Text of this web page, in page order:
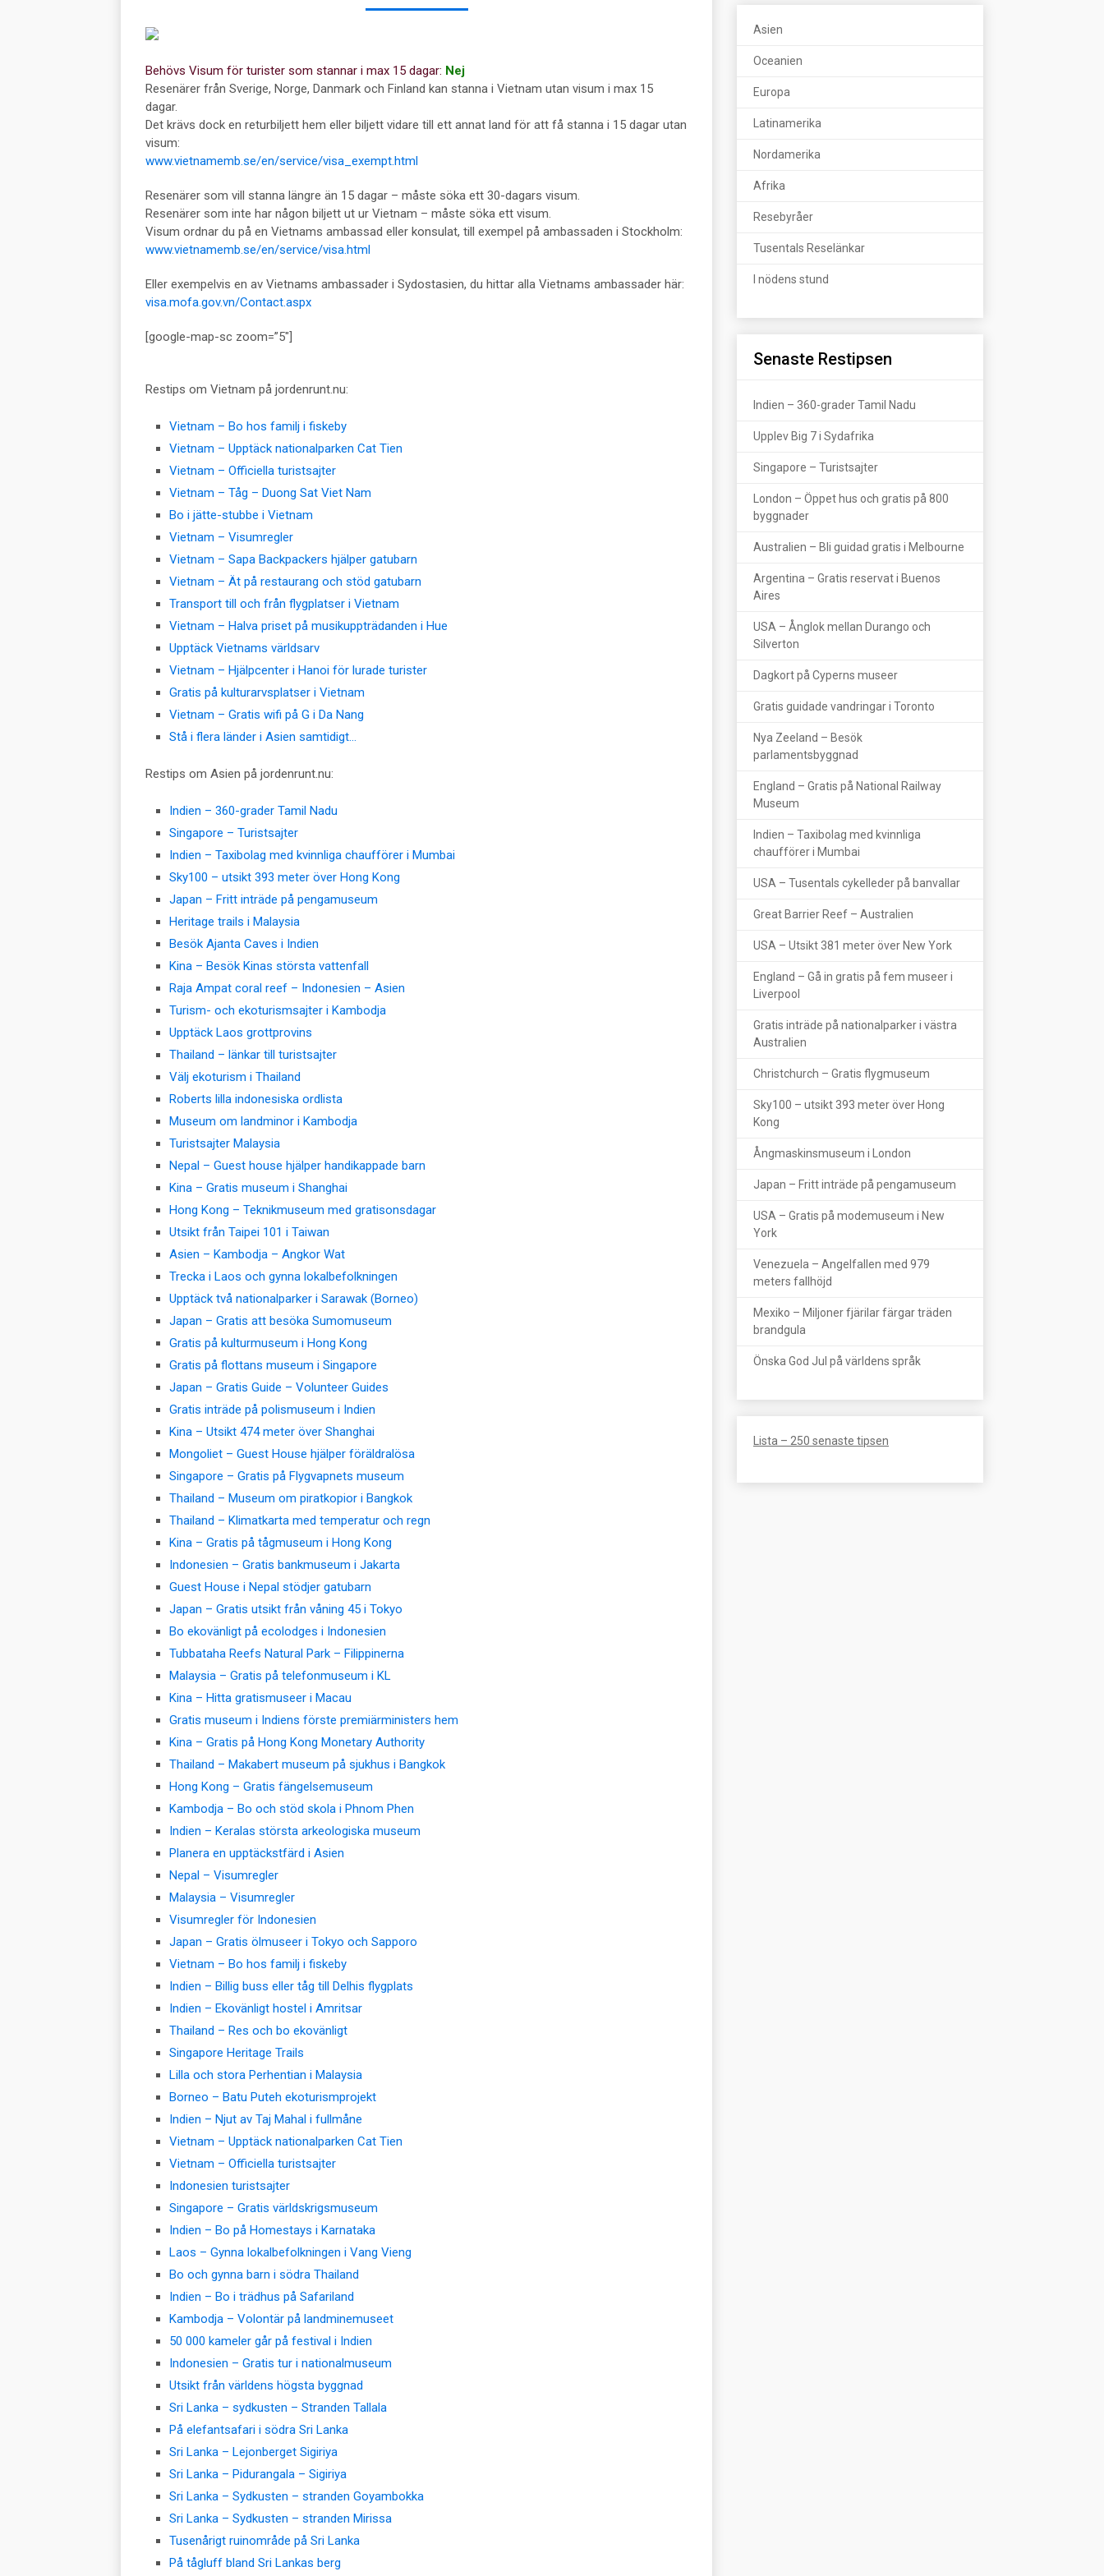
Behövs Visum för turister som stannar i max 15 dagar: Nej
Resenärer från Sverige, Norge, Danmark och Finland kan stanna i Vietnam utan visum i max 15
dagar.
Det krävs dock en returbiljett hem eller biljett vidare till ett annat land för att få stanna i 15 dagar utan
visum:
www.vietnamemb.se/en/service/visa_exempt.html
Resenärer som vill stanna längre än 15 dagar – måste söka ett 30-dagars visum.
Resenärer som inte har någon biljett ut ur Vietnam – måste söka ett visum.
Visum ordnar du på en Vietnams ambassad eller konsulat, till exempel på ambassaden i Stockholm:
www.vietnamemb.se/en/service/visa.html
Eller exempelvis en av Vietnams ambassader i Sydostasien, du hittar alla Vietnams ambassader här:
visa.mofa.gov.vn/Contact.aspx
[google-map-sc zoom=”5″]
Restips om Vietnam på jordenrunt.nu:
Vietnam – Bo hos familj i fiskeby
Vietnam – Upptäck nationalparken Cat Tien
Vietnam – Officiella turistsajter
Vietnam – Tåg – Duong Sat Viet Nam
Bo i jätte-stubbe i Vietnam
Vietnam – Visumregler
Vietnam – Sapa Backpackers hjälper gatubarn
Vietnam – Ät på restaurang och stöd gatubarn
Transport till och från flygplatser i Vietnam
Vietnam – Halva priset på musikuppträdanden i Hue
Upptäck Vietnams världsarv
Vietnam – Hjälpcenter i Hanoi för lurade turister
Gratis på kulturarvsplatser i Vietnam
Vietnam – Gratis wifi på G i Da Nang
Stå i flera länder i Asien samtidigt…
Restips om Asien på jordenrunt.nu:
Indien – 360-grader Tamil Nadu
Singapore – Turistsajter
Indien – Taxibolag med kvinnliga chaufförer i Mumbai
Sky100 – utsikt 393 meter över Hong Kong
Japan – Fritt inträde på pengamuseum
Heritage trails i Malaysia
Besök Ajanta Caves i Indien
Kina – Besök Kinas största vattenfall
Raja Ampat coral reef – Indonesien – Asien
Turism- och ekoturismsajter i Kambodja
Upptäck Laos grottprovins
Thailand – länkar till turistsajter
Välj ekoturism i Thailand
Roberts lilla indonesiska ordlista
Museum om landminor i Kambodja
Turistsajter Malaysia
Nepal – Guest house hjälper handikappade barn
Kina – Gratis museum i Shanghai
Hong Kong – Teknikmuseum med gratisonsdagar
Utsikt från Taipei 101 i Taiwan
Asien – Kambodja – Angkor Wat
Trecka i Laos och gynna lokalbefolkningen
Upptäck två nationalparker i Sarawak (Borneo)
Japan – Gratis att besöka Sumomuseum
Gratis på kulturmuseum i Hong Kong
Gratis på flottans museum i Singapore
Japan – Gratis Guide – Volunteer Guides
Gratis inträde på polismuseum i Indien
Kina – Utsikt 474 meter över Shanghai
Mongoliet – Guest House hjälper föräldralösa
Singapore – Gratis på Flygvapnets museum
Thailand – Museum om piratkopior i Bangkok
Thailand – Klimatkarta med temperatur och regn
Kina – Gratis på tågmuseum i Hong Kong
Indonesien – Gratis bankmuseum i Jakarta
Guest House i Nepal stödjer gatubarn
Japan – Gratis utsikt från våning 45 i Tokyo
Bo ekovänligt på ecolodges i Indonesien
Tubbataha Reefs Natural Park – Filippinerna
Malaysia – Gratis på telefonmuseum i KL
Kina – Hitta gratismuseer i Macau
Gratis museum i Indiens förste premiärministers hem
Kina – Gratis på Hong Kong Monetary Authority
Thailand – Makabert museum på sjukhus i Bangkok
Hong Kong – Gratis fängelsemuseum
Kambodja – Bo och stöd skola i Phnom Phen
Indien – Keralas största arkeologiska museum
Planera en upptäckstfärd i Asien
Nepal – Visumregler
Malaysia – Visumregler
Visumregler för Indonesien
Japan – Gratis ölmuseer i Tokyo och Sapporo
Vietnam – Bo hos familj i fiskeby
Indien – Billig buss eller tåg till Delhis flygplats
Indien – Ekovänligt hostel i Amritsar
Thailand – Res och bo ekovänligt
Singapore Heritage Trails
Lilla och stora Perhentian i Malaysia
Borneo – Batu Puteh ekoturismprojekt
Indien – Njut av Taj Mahal i fullmåne
Vietnam – Upptäck nationalparken Cat Tien
Vietnam – Officiella turistsajter
Indonesien turistsajter
Singapore – Gratis världskrigsmuseum
Indien – Bo på Homestays i Karnataka
Laos – Gynna lokalbefolkningen i Vang Vieng
Bo och gynna barn i södra Thailand
Indien – Bo i trädhus på Safariland
Kambodja – Volontär på landminemuseet
50 000 kameler går på festival i Indien
Indonesien – Gratis tur i nationalmuseum
Utsikt från världens högsta byggnad
Sri Lanka – sydkusten – Stranden Tallala
På elefantsafari i södra Sri Lanka
Sri Lanka – Lejonberget Sigiriya
Sri Lanka – Pidurangala – Sigiriya
Sri Lanka – Sydkusten – stranden Goyambokka
Sri Lanka – Sydkusten – stranden Mirissa
Tusenårigt ruinområde på Sri Lanka
På tågluff bland Sri Lankas berg
Asien
Oceanien
Europa
Latinamerika
Nordamerika
Afrika
Resebyråer
Tusentals Reselänkar
I nödens stund
Senaste Restipsen
Indien – 360-grader Tamil Nadu
Upplev Big 7 i Sydafrika
Singapore – Turistsajter
London – Öppet hus och gratis på 800
byggnader
Australien – Bli guidad gratis i Melbourne
Argentina – Gratis reservat i Buenos
Aires
USA – Ånglok mellan Durango och
Silverton
Dagkort på Cyperns museer
Gratis guidade vandringar i Toronto
Nya Zeeland – Besök
parlamentsbyggnad
England – Gratis på National Railway
Museum
Indien – Taxibolag med kvinnliga
chaufförer i Mumbai
USA – Tusentals cykelleder på banvallar
Great Barrier Reef – Australien
USA – Utsikt 381 meter över New York
England – Gå in gratis på fem museer i
Liverpool
Gratis inträde på nationalparker i västra
Australien
Christchurch – Gratis flygmuseum
Sky100 – utsikt 393 meter över Hong
Kong
Ångmaskinsmuseum i London
Japan – Fritt inträde på pengamuseum
USA – Gratis på modemuseum i New
York
Venezuela – Angelfallen med 979
meters fallhöjd
Mexiko – Miljoner fjärilar färgar träden
brandgula
Önska God Jul på världens språk
Lista – 250 senaste tipsen